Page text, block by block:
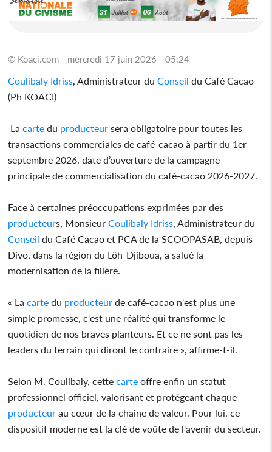
© Koaci.com - mercredi 17 juin 2026 - 05:24
Coulibaly Idriss, Administrateur duConseil du Café Cacao
(Ph KOACI)
Lacarte du producteur sera obligatoire pour toutes les
transactions commerciales de café-cacao à partir du 1er
septembre 2026, date d’ouverture de la campagne
principale de commercialisation du café-cacao 2026-2027.
Face à certaines préoccupations exprimées par des
producteurs, MonsieurCoulibaly Idriss, Administrateur du
Conseil du Café Cacao et PCA de la SCOOPASAB, depuis
Divo, dans la région du Lôh-Djiboua, a salué la
modernisation de la filière.
« Lacarte du producteur de café-cacao n'est plus une
simple promesse, c'est une réalité qui transforme le
quotidien de nos braves planteurs. Et ce ne sont pas les
leaders du terrain qui diront le contraire », affirme-t-il.
Selon M. Coulibaly, cettecarte offre enfin un statut
professionnel officiel, valorisant et protégeant chaque
producteur au cœur de la chaîne de valeur. Pour lui, ce
dispositif moderne est la clé de voûte de l'avenir du secteur.